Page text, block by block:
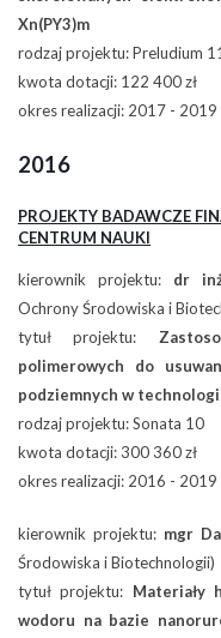
Xn(PY3)m
rodzaj projektu: Preludium 11
kwota dotacji: 122 400 zł
okres realizacji: 2017 - 2019
2016
PROJEKTY BADAWCZE
CENTRUM NAUKI
kierownik projektu: dr
Ochrony Środowiska i
tytuł projektu:
polimerowych do
podziemnych w
rodzaj projektu: Sonata 10
kwota dotacji: 300 360 zł
okres realizacji: 2016 - 2019
kierownik projektu: mgr
Środowiska i Biotechnologii)
tytuł projektu: Materiały
wodoru na bazie